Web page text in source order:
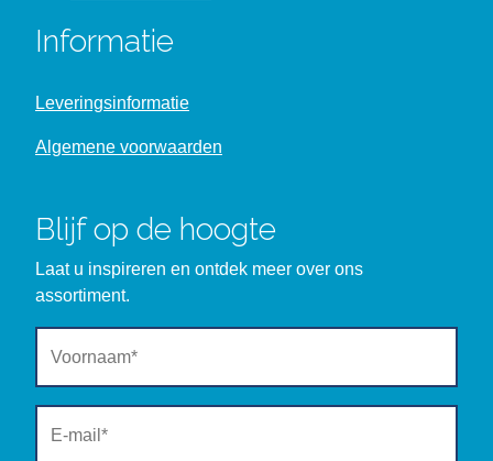
Informatie
Leveringsinformatie
Algemene voorwaarden
Blijf op de hoogte
Laat u inspireren en ontdek meer over ons
assortiment.